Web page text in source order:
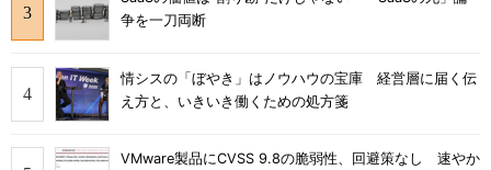
争を一刀両断
情シスの「ぼやき」はノウハウの宝庫 経営層に届く伝
え方と、いきいき働くための処方箋
VMware製品にCVSS 9.8の脆弱性、回避策なし 速やか